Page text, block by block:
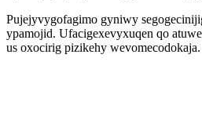
Pujejyvygofagimo gyniwy
ypamojid. Ufacigexevyxuqen qo
us oxocirig pizikehy wevomecodokaja.